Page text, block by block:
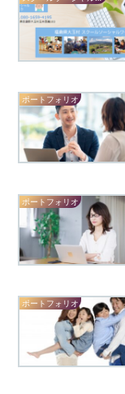
ポートフォリオ
ポートフォリオ
ポートフォリオ